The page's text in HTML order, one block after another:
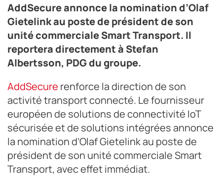
Crédit photo AddSecure
AddSecure annonce la nomination d’Olaf
Gietelink au poste de président de son
unité commerciale Smart Transport. Il
reportera directement à Stefan
Albertsson, PDG du groupe.
AddSecure renforce la direction de son
activité transport connecté. Le fournisseur
européen de solutions de connectivité IoT
sécurisée et de solutions intégrées annonce
la nomination d’Olaf Gietelink au poste de
président de son unité commerciale Smart
Transport, avec effet immédiat.